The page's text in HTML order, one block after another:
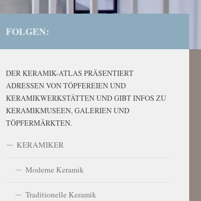
FOLGEN:
DER KERAMIK-ATLAS PRÄSENTIERT
ADRESSEN VON TÖPFEREIEN UND
KERAMIKWERKSTÄTTEN UND GIBT INFOS ZU
KERAMIKMUSEEN, GALERIEN UND
TÖPFERMÄRKTEN.
KERAMIKER
Moderne Keramik
Traditionelle Keramik